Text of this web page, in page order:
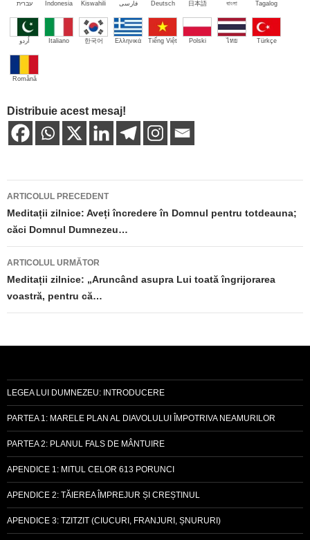
עברית Indonesia Kiswahili فارسی Deutsch 日本語 বাংলা Tagalog
اُردو Italiano 한국어 Ελληνικά Tiếng Việt Polski ไทย Türkçe
Română
Distribuie acest mesaj!
Navigare
în
articole
ARTICOLUL PRECEDENT
Meditații zilnice: Aveți încredere în Domnul pentru totdeauna;
căci Domnul Dumnezeu…
ARTICOLUL URMĂTOR
Meditații zilnice: „Aruncând asupra Lui toată îngrijorarea
voastră, pentru că…
LEGEA LUI DUMNEZEU: INTRODUCERE
PARTEA 1: MARELE PLAN AL DIAVOLULUI ÎMPOTRIVA NEAMURILOR
PARTEA 2: PLANUL FALS DE MÂNTUIRE
APENDICE 1: MITUL CELOR 613 PORUNCI
APENDICE 2: TĂIEREA ÎMPREJUR ȘI CREȘTINUL
APENDICE 3: TZITZIT (CIUCURI, FRANJURI, ȘNURURI)